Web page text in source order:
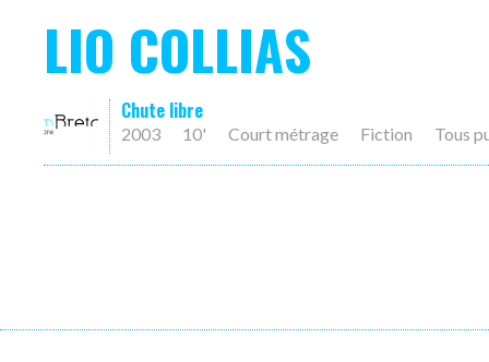
LIO COLLIAS
Chute libre
2003 10' Court métrage Fiction Tous